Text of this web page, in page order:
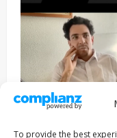
To provide the best
Entrevista